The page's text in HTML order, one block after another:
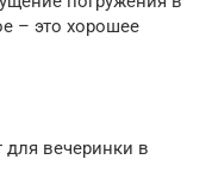
– это хорошее
вечеринки в